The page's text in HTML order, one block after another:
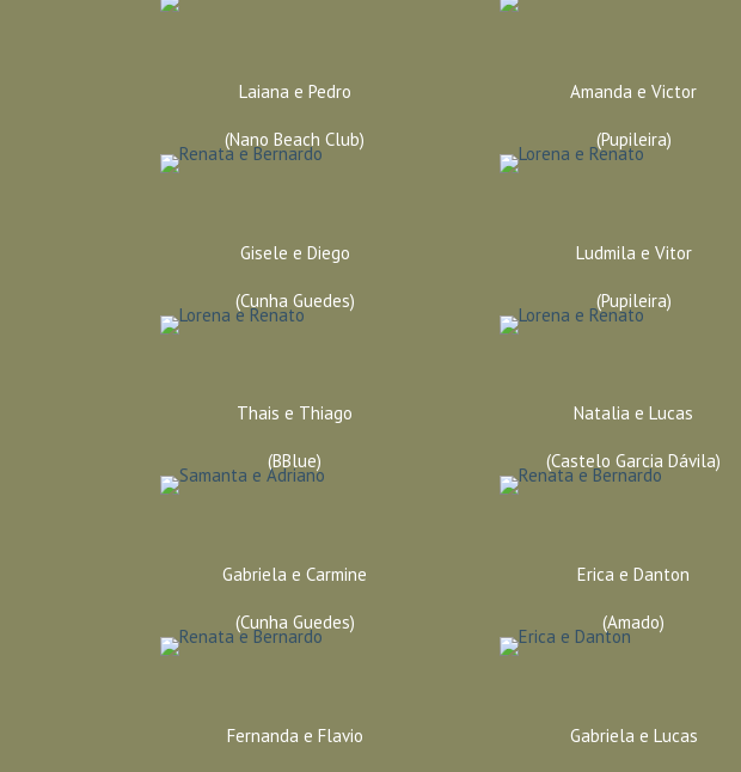
Laiana e Pedro
(Nano Beach Club)
Amanda e Victor
(Pupileira)
Gisele e Diego
(Cunha Guedes)
Ludmila e Vitor
(Pupileira)
Thais e Thiago
(BBlue)
Natalia e Lucas
(Castelo Garcia Dávila)
Gabriela e Carmine
(Cunha Guedes)
Erica e Danton
(Amado)
Fernanda e Flavio Gabriela e Lucas